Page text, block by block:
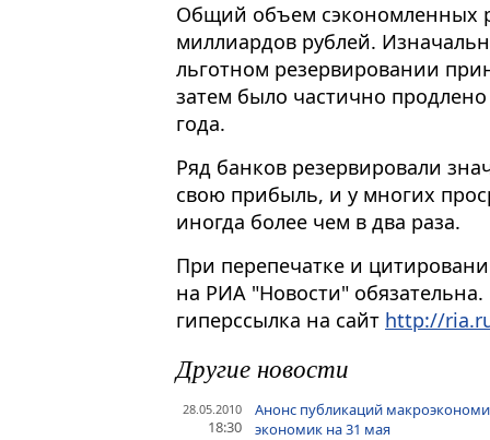
Общий объем сэкономленных
миллиардов рублей.
льготном резервировании
затем было частично
года.
Ряд банков резервировали
свою прибыль, и у многих
иногда более чем в два раза.
При перепечатке и
на РИА "Новости"
гиперссылка на сайт http://
Другие новости
28.05.2010
18:30
Анонс публикаций
экономик на 31 мая